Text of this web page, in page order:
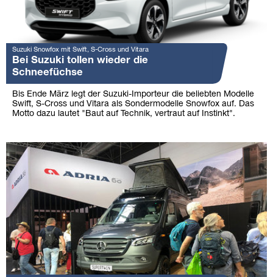
Suzuki Snowfox mit Swift, S-Cross und Vitara
Bei Suzuki tollen wieder die
Schneefüchse
Bis Ende März legt der Suzuki-Importeur die beliebten Modelle
Swift, S-Cross und Vitara als Sondermodelle Snowfox auf. Das
Motto dazu lautet "Baut auf Technik, vertraut auf Instinkt".